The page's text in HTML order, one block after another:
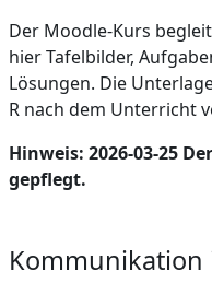
Der Moodle-Kurs
hier Tafelbilder,
Lösungen. Die
R nach dem Unterricht
Hinweis: 2026-03-25
gepflegt.
Kommunikation